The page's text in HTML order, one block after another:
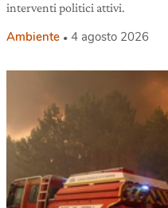
interventi politici attivi.
Ambiente 4 agosto 2026